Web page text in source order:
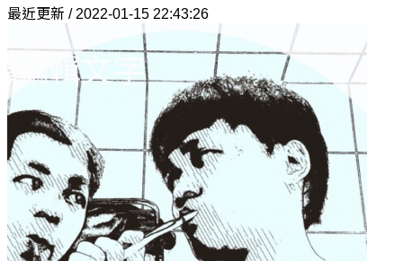
最近更新 / 2022-01-15 22:43:26